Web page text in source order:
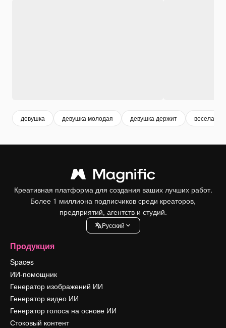
девушка девушка молодая девушка держит веселая
Креативная платформа для создания ваших лучших работ.
Более 1 миллиона подписчиков среди креаторов,
предприятий, агентств и студий.
Pусский
Продукция
Spaces
ИИ-помощник
Генератор изображений ИИ
Генератор видео ИИ
Генератор голоса на основе ИИ
Стоковый контент